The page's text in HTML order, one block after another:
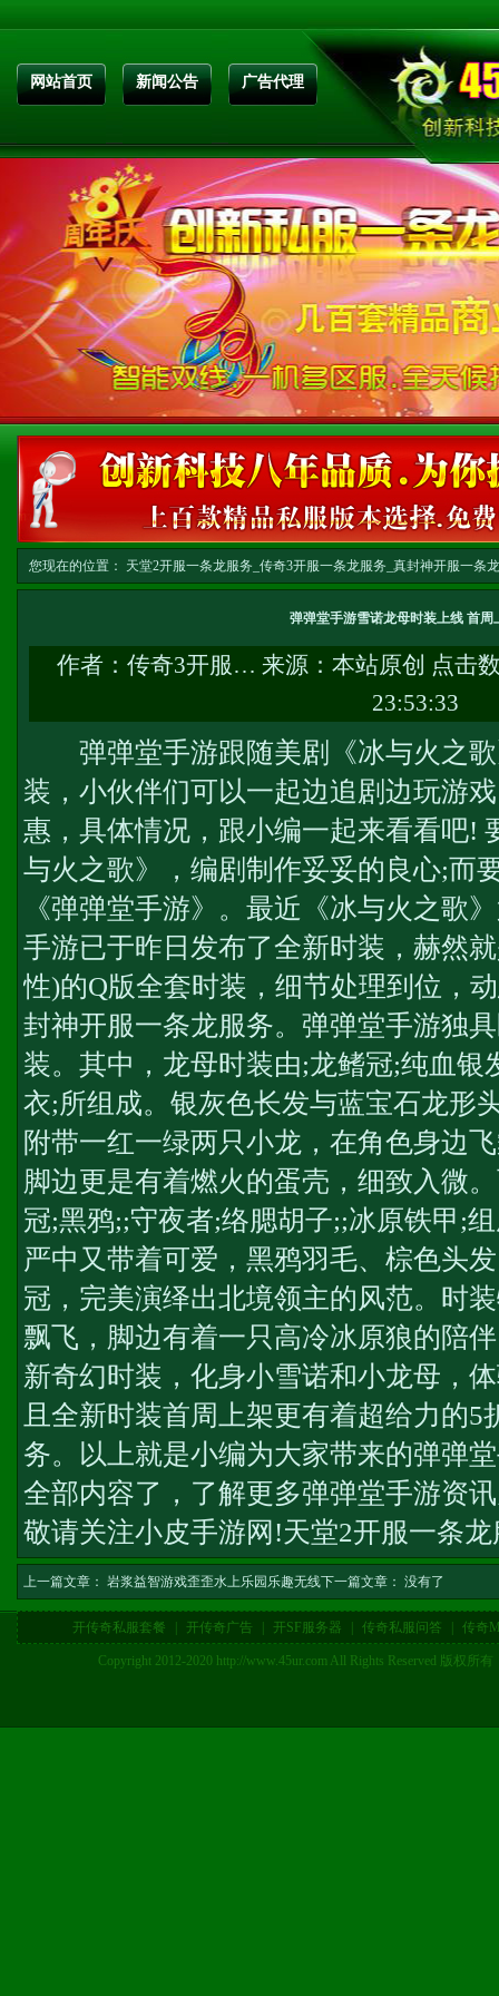
网站首页 新闻公告 广告代理
您现在的位置： 天堂2开服一条龙服务_传奇3开服一条龙服务_真封神开服一条
弹弹堂手游雪诺龙母时装上线 首周
作者： 传奇3开服… 来源：本站原创 点击
23:53:33
弹弹堂手游跟随美剧《冰与火之歌
装，小伙伴们可以一起边追剧边玩游
惠，具体情况，跟小编一起来看看吧!
与火之歌》，编剧制作妥妥的良心;而
《弹弹堂手游》。最近《冰与火之歌
手游已于昨日发布了全新时装，赫然
性)的Q版全套时装，细节处理到位，
封神开服一条龙服务。弹弹堂手游独
装。其中，龙母时装由;龙鳍冠;纯血银
衣;所组成。银灰色长发与蓝宝石龙形
附带一红一绿两只小龙，在角色身边
脚边更是有着燃火的蛋壳，细致入微
冠;黑鸦;;守夜者;络腮胡子;;冰原铁甲;
严中又带着可爱，黑鸦羽毛、棕色头
冠，完美演绎出北境领主的风范。时
飘飞，脚边有着一只高冷冰原狼的陪
新奇幻时装，化身小雪诺和小龙母，
且全新时装首周上架更有着超给力的5
务。以上就是小编为大家带来的弹弹
全部内容了，了解更多弹弹堂手游资讯
敬请关注小皮手游网!天堂2开服一条
上一篇文章： 岩浆益智游戏歪歪水上乐园乐趣无线下一篇文章： 没有了
开传奇私服套餐 开传奇广告 开SF服务器 传奇私服问答 传奇
Copyright 2012-2020 http://www.45ur.com All Rights Reserved 版权